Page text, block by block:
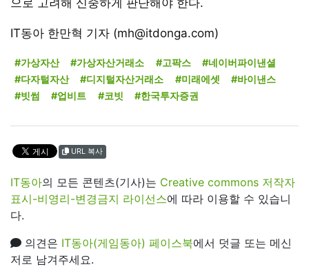
IT동아 한만혁 기자 (mh@itdonga.com)
#가상자산 #가상자산거래소 #고팍스
#네이버파이낸셜
#다자털자산
#디지털자산거래소 #미래에셋
#바이낸스
#빗썸
#업비트 #코빗 #한국투자증권
URL 복사
IT동아의 모든 콘텐츠(기사)는 Creative commons 저작자
표시-비영리-변경금지 라이선스에 따라 이용할 수 있습니
다.
의견은 IT동아(게임동아) 페이스북에서 덧글 또는 메신
저로 남겨주세요.